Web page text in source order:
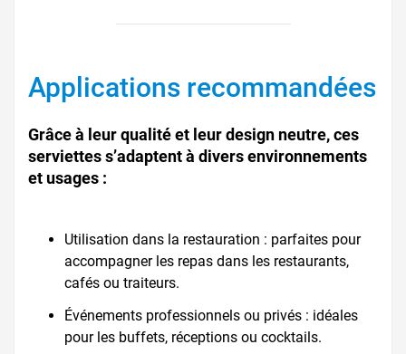
Applications recommandées
Grâce à leur qualité et leur design neutre, ces
serviettes s’adaptent à divers environnements
et usages :
Utilisation dans la restauration : parfaites pour
accompagner les repas dans les restaurants,
cafés ou traiteurs.
Événements professionnels ou privés : idéales
pour les buffets, réceptions ou cocktails.